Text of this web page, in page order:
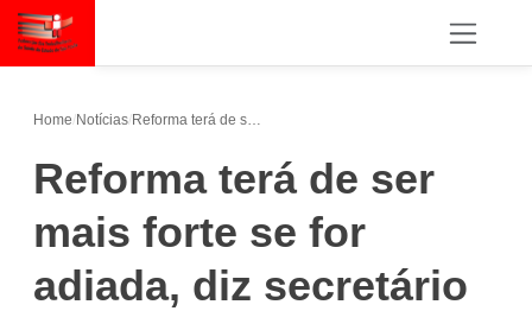
Home/Notícias/
Reforma terá de ser
mais forte se for
adiada, diz secretário